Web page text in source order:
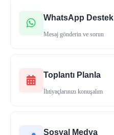
WhatsApp Destek
Mesaj gönderin ve sorun
Toplantı Planla
İhtiyaçlarınızı konuşalım
Sosyal Medya